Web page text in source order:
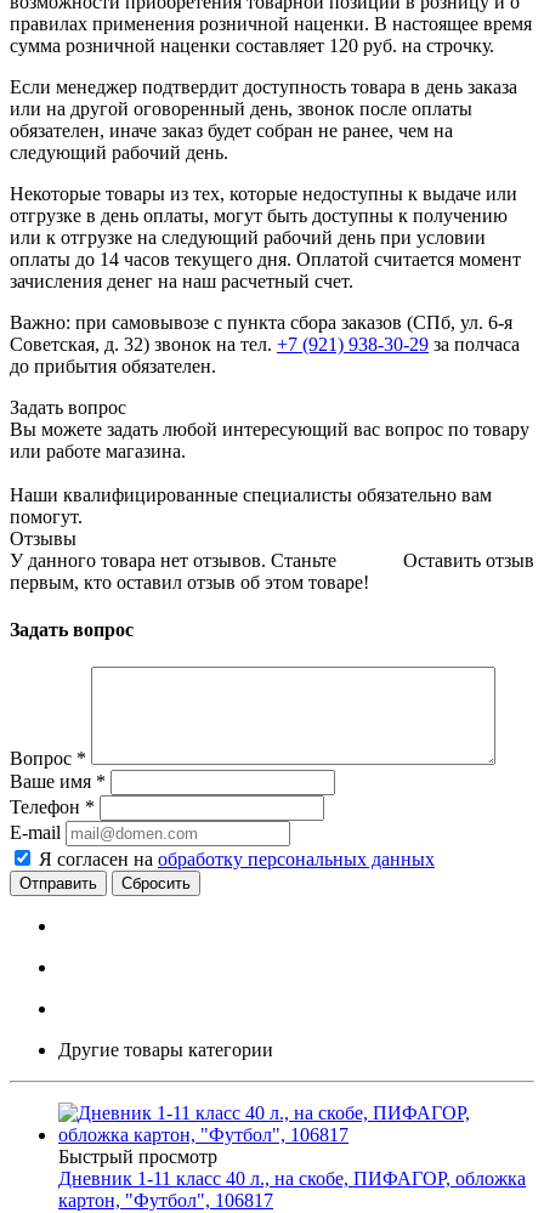
правилах применения розничной наценки. В настоящее время
сумма розничной наценки составляет 120 руб. на строчку.
Если менеджер подтвердит доступность товара в день заказа
или на другой оговоренный день, звонок после оплаты
обязателен, иначе заказ будет собран не ранее, чем на
следующий рабочий день.
Некоторые товары из тех, которые недоступны к выдаче или
отгрузке в день оплаты, могут быть доступны к получению
или к отгрузке на следующий рабочий день при условии
оплаты до 14 часов текущего дня. Оплатой считается момент
зачисления денег на наш расчетный счет.
Важно: при самовывозе с пункта сборa заказов (СПб, ул. 6-я
Советская, д. 32) звонок на тел. +7 (921) 938-30-29 за полчаса
до прибытия обязателен.
Задать вопрос
Вы можете задать любой интересующий вас вопрос по товару
или работе магазина.
Наши квалифицированные специалисты обязательно вам
помогут.
Отзывы
Оставить отзыв
У данного товара нет отзывов. Станьте
первым, кто оставил отзыв об этом товаре!
Задать вопрос
Вопрос *
Ваше имя *
Телефон *
E-mail
Я согласен на обработку персональных данных
Сбросить
Другие товары категории
Быстрый просмотр
Дневник 1-11 класс 40 л., на скобе, ПИФАГОР, обложка
картон, "Футбол", 106817